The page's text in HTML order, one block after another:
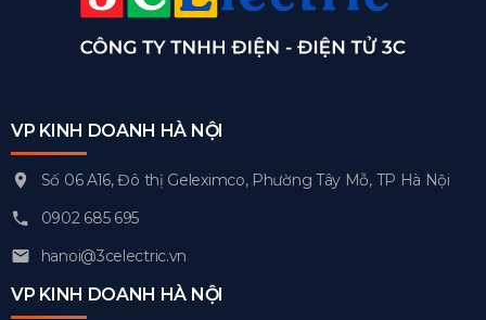
VP KINH DOANH HÀ NỘI
Số 06 A16, Đô thị Geleximco, Phường Tây Mỗ, TP Hà Nội
0902 685 695
hanoi@3celectric.vn
VP KINH DOANH HÀ NỘI